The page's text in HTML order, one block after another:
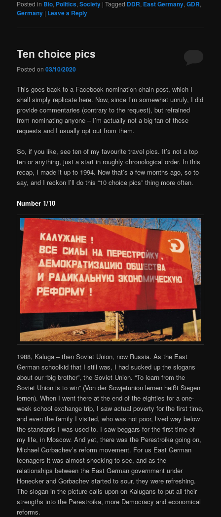
Posted in Bio, Politics,Society |Tagged DDR, East Germany,GDR,
Germany | Leave a Reply
Ten choice pics
Posted on03/10/2020
This goes back to a Facebook nomination chain post, which I
shall simply replicate here. Now, since I’m somewhat unruly, I did
provide commentaries (contrary to the request), but refrained
from nominating anyone – I’m actually not a big fan of these
requests and I usually opt out from them.
So, if you like, see ten of my favourite travel pics. It’s not a top
ten or anything, just a start in roughly chronological order. In this
recap, I made it up to 1994. Now that’s a few months ago, so to
say, and I reckon I’ll do this “10 choice pics” thing more often.
Number 1/10
1988, Kaluga – then Soviet Union, now Russia. As the East
German schoolkid that I still was, I had sucked up the slogans
about our “big brother”, the Soviet Union. “To learn from the
Soviet Union is to win” (Von der Sowjetunion lernen heißt Siegen
lernen). When I went there at the end of the eighties for a one-
week school exchange trip, I saw actual poverty for the first time,
and even the family I visited, who was not poor, lived way below
the standards I was used to. I saw beggars for the first time of
my life, in Moscow. And yet, there was the Perestroika going on,
Michael Gorbachev’s reform movement. For us East German
teenagers it was almost shocking to see, and as the
relationships between the East German government under
Honecker and Gorbachev started to sour, they were refreshing.
The slogan in the picture calls upon on Kalugans to put all their
strengths into the Perestroika, more Democracy and economical
reforms.